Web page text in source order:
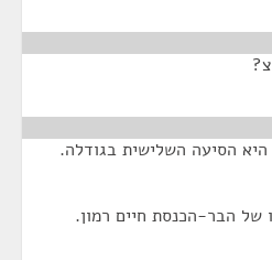
הסיעה השלישית בגודלה.
של הבר-הכנסת חיים רמון.